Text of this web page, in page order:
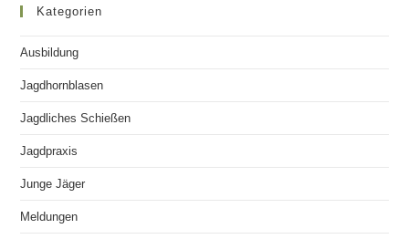
Kategorien
Ausbildung
Jagdhornblasen
Jagdliches Schießen
Jagdpraxis
Junge Jäger
Meldungen